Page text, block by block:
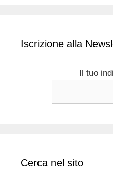
Iscrizione alla
Il tuo
Cerca nel sito